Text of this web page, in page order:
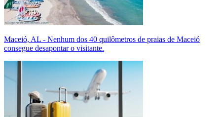
Maceió, AL - Nenhum dos 40 quilômetros de praias de Maceió
consegue desapontar o visitante.